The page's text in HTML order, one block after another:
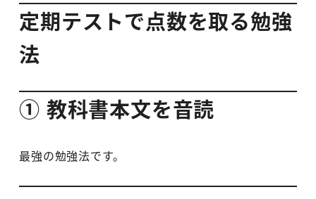
定期テストで点数を取る勉強
法
① 教科書本文を音読
最強の勉強法です。